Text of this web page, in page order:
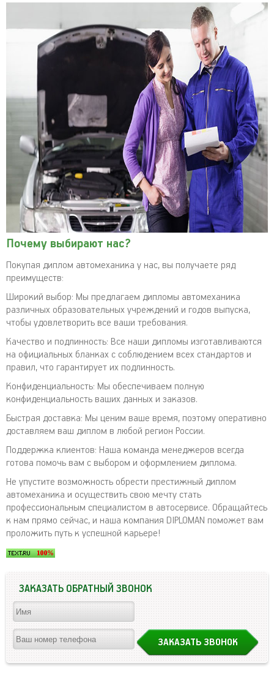
Почему выбирают нас?
Покупая диплом автомеханика у нас, вы получаете ряд
преимуществ:
Широкий выбор: Мы предлагаем дипломы автомеханика
различных образовательных учреждений и годов выпуска,
чтобы удовлетворить все ваши требования.
Качество и подлинность: Все наши дипломы изготавливаются
на официальных бланках с соблюдением всех стандартов и
правил, что гарантирует их подлинность.
Конфиденциальность: Мы обеспечиваем полную
конфиденциальность ваших данных и заказов.
Быстрая доставка: Мы ценим ваше время, поэтому оперативно
доставляем ваш диплом в любой регион России.
Поддержка клиентов: Наша команда менеджеров всегда
готова помочь вам с выбором и оформлением диплома.
Не упустите возможность обрести престижный диплом
автомеханика и осуществить свою мечту стать
профессиональным специалистом в автосервисе. Обращайтесь
к нам прямо сейчас, и наша компания DIPLOMAN поможет вам
проложить путь к успешной карьере!
ЗАКАЗАТЬ ОБРАТНЫЙ ЗВОНОК